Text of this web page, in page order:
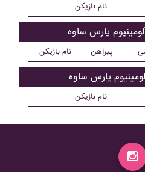
نام بازیکن
پارس ساوه
نام بازیکن پیراهن
پارس ساوه
نام بازیکن